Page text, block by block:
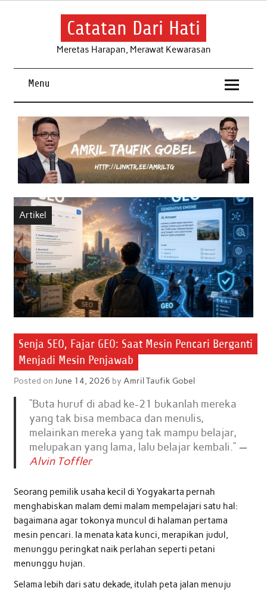
Skip
Catatan Dari Hati
Meretas Harapan, Merawat Kewarasan
Menu
Artikel
Senja SEO, Fajar GEO: Saat Mesin Pencari Berganti
Menjadi Mesin Penjawab
Posted on June 14, 2026 by Amril Taufik Gobel
“Buta huruf di abad ke-21 bukanlah mereka
yang tak bisa membaca dan menulis,
melainkan mereka yang tak mampu belajar,
melupakan yang lama, lalu belajar kembali.” —
Alvin Toffler
Seorang pemilik usaha kecil di Yogyakarta pernah
menghabiskan malam demi malam mempelajari satu hal:
bagaimana agar tokonya muncul di halaman pertama
mesin pencari. Ia menata kata kunci, merapikan judul,
menunggu peringkat naik perlahan seperti petani
menunggu hujan.
Selama lebih dari satu dekade, itulah peta jalan menuju